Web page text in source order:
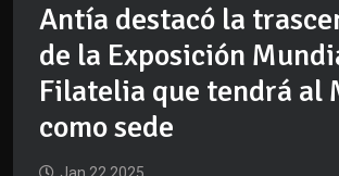
Antía destacó la
de la Exposición
Filatelia que tendrá al
como sede